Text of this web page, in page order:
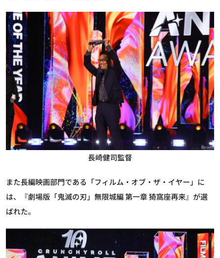
長崎健司監督
また長編映画部門である「フィルム・オブ・ザ・イヤー」に
は、『劇場版「鬼滅の刃」無限城編 第一章 猗窩座再来』が選
ばれた。